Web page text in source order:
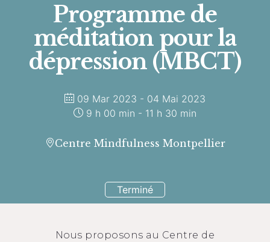
Programme de
méditation pour la
dépression (MBCT)
09 Mar 2023 - 04 Mai 2023
Terminé
9 h 00 min - 11 h 30 min
Centre Mindfulness Montpellier
Nous proposons au Centre de